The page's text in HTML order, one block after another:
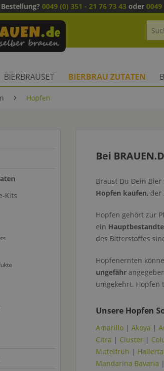
0049 (0) 351 - 21 76 73 43 oder 0049
BIERBRAUSET BIERBRAU ZUTATEN
Hopfen
Kits
Bei
Braust Du Dein
Hopfen kaufen, der
Hopfen gehört zur
ein
des Bitterstoffes
Hopfenernten
ungefähr
umgekehrt. Hopfen
Unsere Hopfen
Amarillo | Akoya |
Citra | Cluster |
Mittelfrüh |
Mandarina Bavaria |